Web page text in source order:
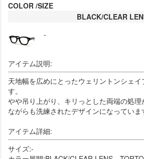
COLOR SIZE
BLACK/CLEAR
-
アイテム説明:
天地幅を広めにとったウェリントンシェ
す。
やや吊り上がり、キリっとした両端の処
ながらも洗練されたデザインになっていま
アイテム詳細:
サイズ:-